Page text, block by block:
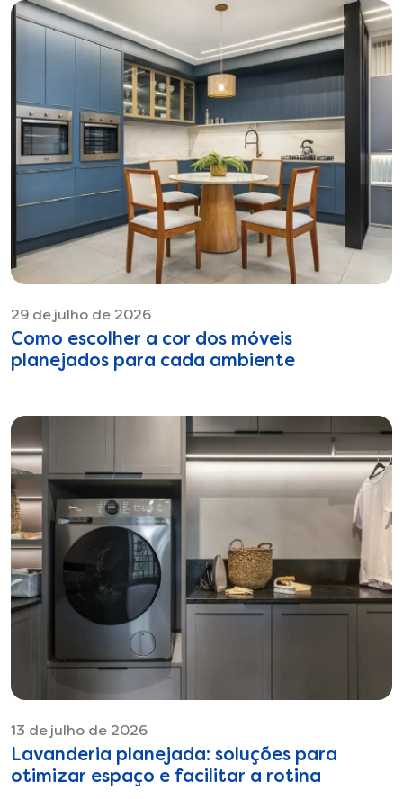
29 de julho de 2026
Como escolher a cor dos móveis
planejados para cada ambiente
13 de julho de 2026
Lavanderia planejada: soluções para
otimizar espaço e facilitar a rotina